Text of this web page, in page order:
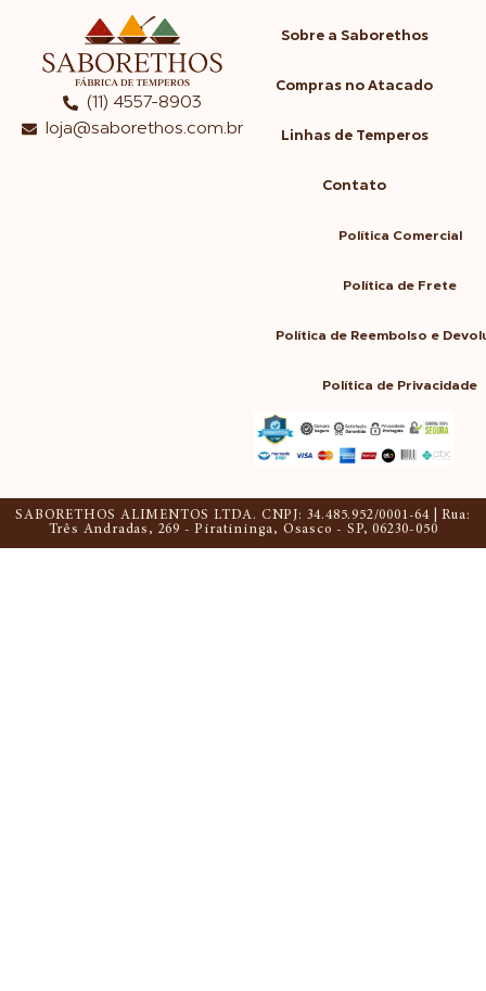
(11) 4557-8903
loja@saborethos.com.br
Sobre a Saborethos
Compras no Atacado
Linhas de Temperos
Contato
Política Comercial
Política de Frete
Política de Reembolso e
Política de Privacidade
SABORETHOS ALIMENTOS LTDA. CNPJ: 34.485.952/0001-64 | Rua:
Três Andradas, 269 - Piratininga, Osasco - SP, 06230-050